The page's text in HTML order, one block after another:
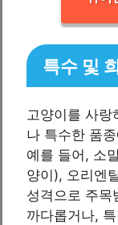
특수 및
고양이를 사랑
나 특수한 품
예를 들어, 소
양이), 오리엔
성격으로 주목
까다롭거나,